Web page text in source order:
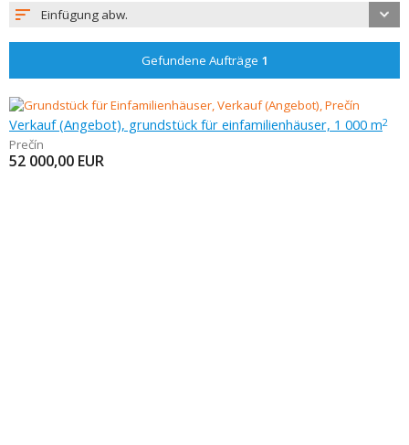
Einfügung abw.
Gefundene Aufträge 1
Verkauf (Angebot), grundstück für einfamilienhäuser, 1 000 m2
Prečín
52 000,00 EUR